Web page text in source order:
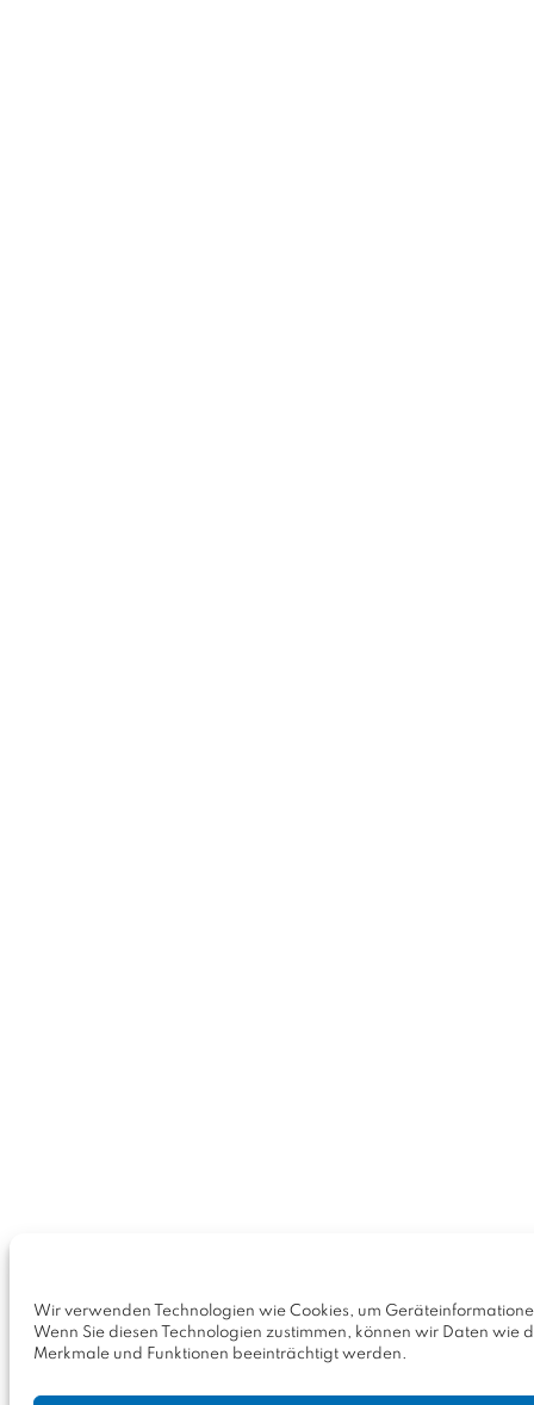
Wir verwenden Technologien wie Cookies, um
Wenn Sie diesen Technologien zustimmen, können wir Daten
Merkmale und Funktionen beeinträchtigt werden.